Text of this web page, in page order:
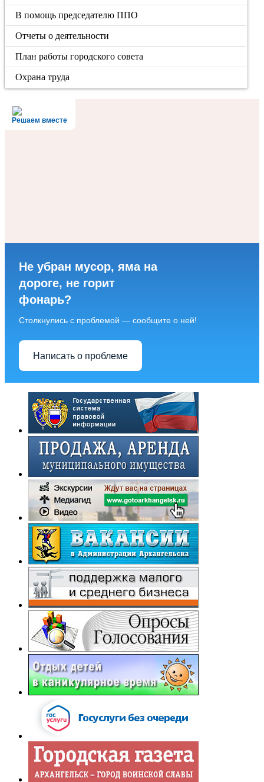
В помощь председателю ППО
Отчеты о деятельности
План работы городского совета
Охрана труда
Решаем вместе
Не убран мусор, яма на
дороге, не горит
фонарь?
Столкнулись с проблемой — сообщите о ней!
Написать о проблеме